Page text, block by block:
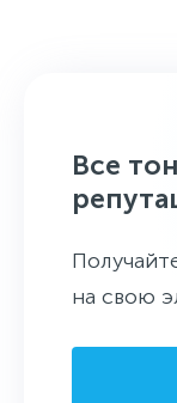
Все
на свою